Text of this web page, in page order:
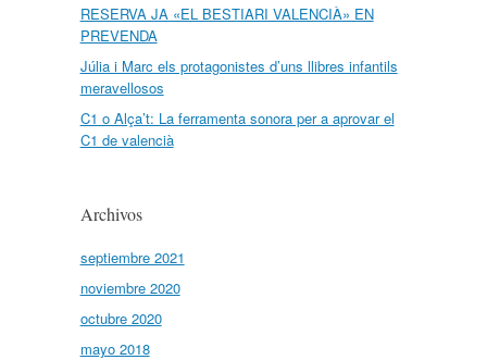
RESERVA JA «EL BESTIARI VALENCIÀ» EN
PREVENDA
Júlia i Marc els protagonistes d’uns llibres infantils
meravellosos
C1 o Alça’t: La ferramenta sonora per a aprovar el
C1 de valencià
Archivos
septiembre 2021
noviembre 2020
octubre 2020
mayo 2018